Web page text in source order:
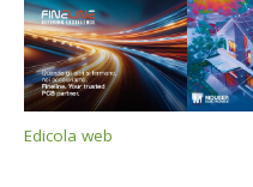
Edicola web